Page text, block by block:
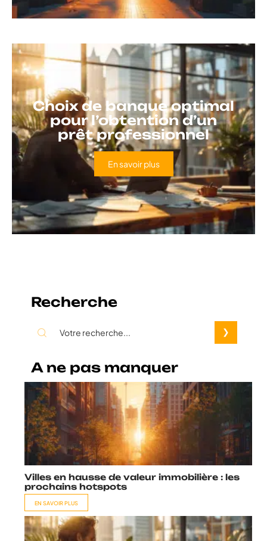
Choix de banque optimal
pour l’obtention d’un
prêt professionnel
En savoir plus
Recherche
A ne pas manquer
Villes en hausse de valeur immobilière : les
prochains hotspots
EN SAVOIR PLUS